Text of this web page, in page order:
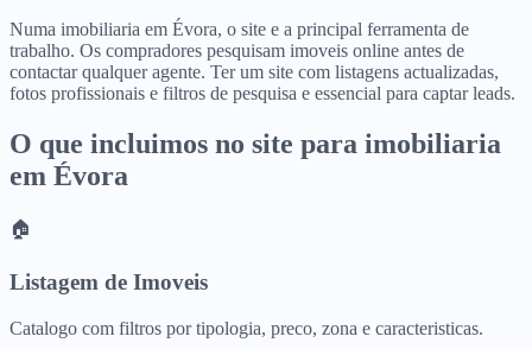
Numa imobiliaria em Évora, o site e a principal ferramenta de
trabalho. Os compradores pesquisam imoveis online antes de
contactar qualquer agente. Ter um site com listagens actualizadas,
fotos profissionais e filtros de pesquisa e essencial para captar leads.
O que incluimos no site para imobiliaria
em Évora
🏠
Listagem de Imoveis
Catalogo com filtros por tipologia, preco, zona e caracteristicas.